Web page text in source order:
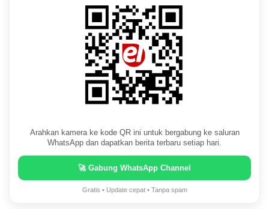
Arahkan kamera ke kode QR ini untuk bergabung ke saluran
WhatsApp dan dapatkan berita terbaru setiap hari.
🚀 Gabung WhatsApp Channel
Gratis • Update cepat • Tanpa spam